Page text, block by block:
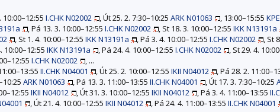
10:00–12:55 I.CHK N02002 , Út 25. 2. 7:30–10:25 ARK N01063 , 13:00–15:55
, Pá 13. 3. 10:00–12:55 I.CHK N02002 , St 18. 3. 10:00–12:55 IKK N13191a
, St 1. 4. 10:00–12:55 IKK N13191a , Pá 3. 4. 10:00–12:55 I.CHK N02002 , St
10:00–12:55 IKK N13191a , Pá 24. 4. 10:00–12:55 I.CHK N02002 , St 29. 4.
I.CHK N02002
, ...
II.CHK N04001 , Út 25. 2. 10:00–12:55 IKII N04012 , Pá 28. 2.
ARK N01063 , Pá 13. 3. 11:00–13:55 II.CHK N04001 , Út 17. 3. 7:30–10:25
IKII N04012 , Út 31. 3. 10:00–12:55 IKII N04012 , Pá 3. 4. 11:00–13:55
, Út 21. 4. 10:00–12:55 IKII N04012 , Pá 24. 4. 11:00–13:55 II.CHK N04001